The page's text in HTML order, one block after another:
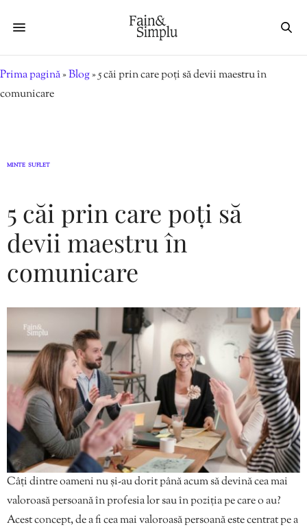
Prima pagină»Blog»5 căi prin care poți să devii maestru în
comunicare
MINTE SUFLET
5 căi prin care poți să
devii maestru în
comunicare
Câți dintre oameni nu și-au dorit până acum să devină cea mai
valoroasă persoană în profesia lor sau în poziția pe care o au?
Acest concept, de a fi cea mai valoroasă persoană este centrat pe a